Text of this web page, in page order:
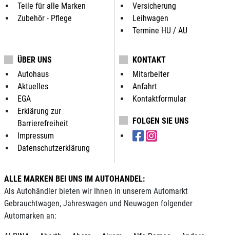
Teile für alle Marken
Zubehör - Pflege
Versicherung
Leihwagen
Termine HU / AU
ÜBER UNS
Autohaus
Aktuelles
EGA
Erklärung zur
Barrierefreiheit
Impressum
Datenschutzerklärung
KONTAKT
Mitarbeiter
Anfahrt
Kontaktformular
FOLGEN SIE UNS
ALLE MARKEN BEI UNS IM AUTOHANDEL:
Als Autohändler bieten wir Ihnen in unserem Automarkt
Gebrauchtwagen, Jahreswagen und Neuwagen folgender
Automarken an: